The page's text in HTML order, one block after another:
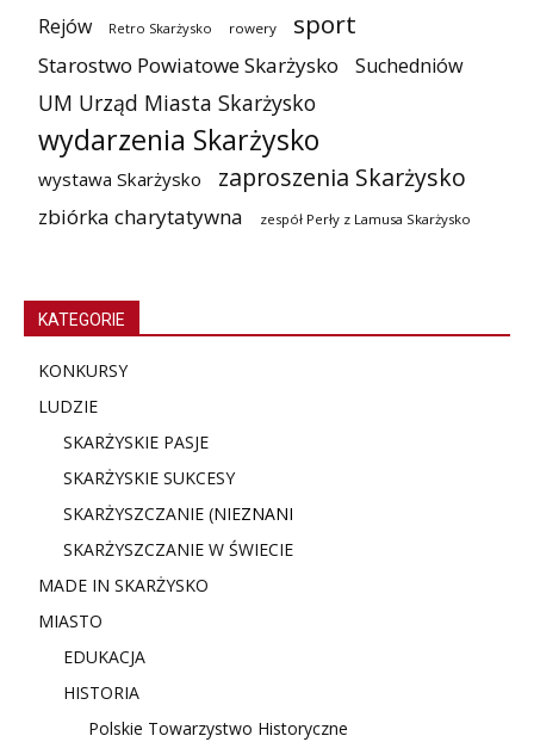
Rejów Retro Skarżysko rowery sport
Starostwo Powiatowe Skarżysko Suchedniów
UM Urząd Miasta Skarżysko
wydarzenia Skarżysko
wystawa Skarżysko zaproszenia Skarżysko
zbiórka charytatywna zespół Perły z Lamusa Skarżysko
KATEGORIE
KONKURSY
LUDZIE
SKARŻYSKIE PASJE
SKARŻYSKIE SUKCESY
SKARŻYSZCZANIE (NIEZNANI
SKARŻYSZCZANIE W ŚWIECIE
MADE IN SKARŻYSKO
MIASTO
EDUKACJA
HISTORIA
Polskie Towarzystwo Historyczne